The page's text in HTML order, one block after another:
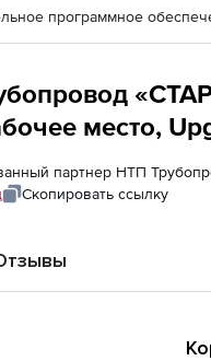
программное
место,
годы
партнер НТП
Скопировать ссылку